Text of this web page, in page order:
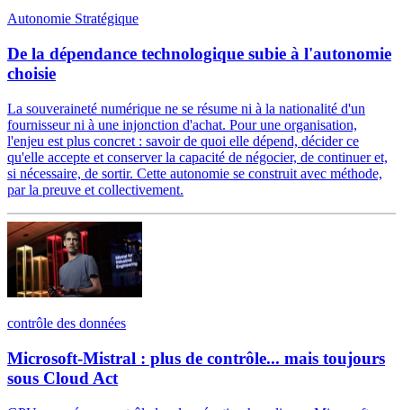
Autonomie Stratégique
De la dépendance technologique subie à l'autonomie
choisie
La souveraineté numérique ne se résume ni à la nationalité d'un
fournisseur ni à une injonction d'achat. Pour une organisation,
l'enjeu est plus concret : savoir de quoi elle dépend, décider ce
qu'elle accepte et conserver la capacité de négocier, de continuer et,
si nécessaire, de sortir. Cette autonomie se construit avec méthode,
par la preuve et collectivement.
contrôle des données
Microsoft-Mistral : plus de contrôle... mais toujours
sous Cloud Act